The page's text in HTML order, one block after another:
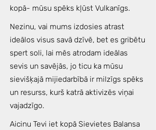
kopā- mūsu spēks kļūst Vulkanīgs.
Nezinu, vai mums izdosies atrast
ideālos visus savā dzīvē, bet es gribētu
spert soli, lai mēs atrodam ideālas
sevis un savējās, jo ticu ka mūsu
sievišķajā mijiedarbībā ir milzīgs spēks
un resurss, kurš katrā aktivizēs viņai
vajadzīgo.
Aicinu Tevi iet kopā Sievietes Balansa